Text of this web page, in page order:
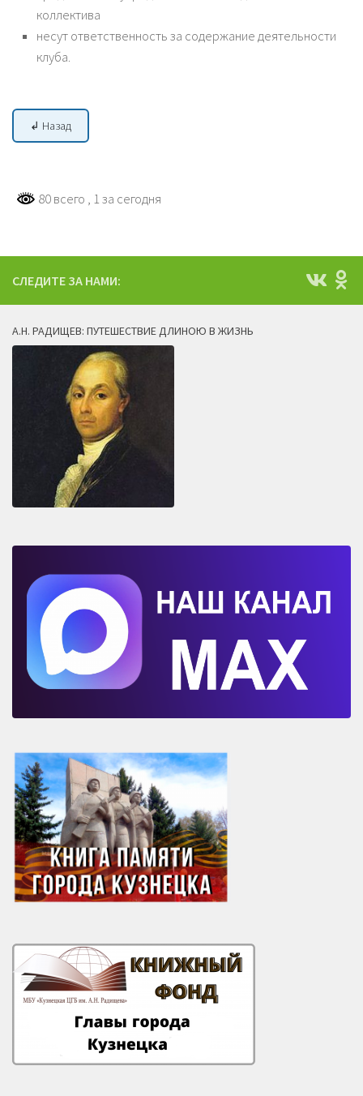
коллектива
несут ответственность за содержание деятельности
клуба.
↲ Назад
80 всего , 1 за сегодня
СЛЕДИТЕ ЗА НАМИ:
А.Н. РАДИЩЕВ: ПУТЕШЕСТВИЕ ДЛИНОЮ В ЖИЗНЬ